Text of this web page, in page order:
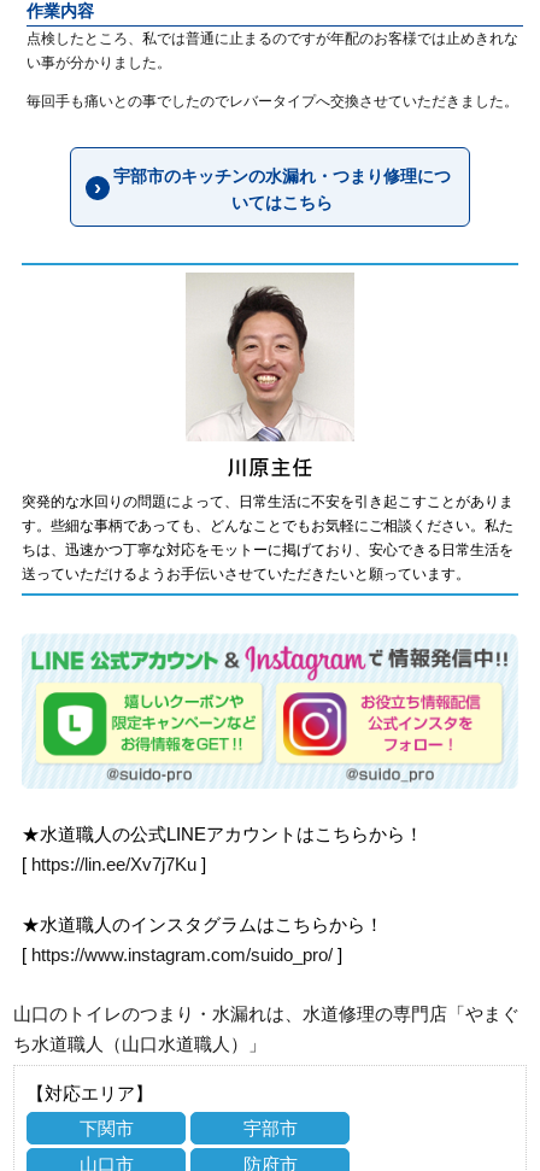
作業内容
点検したところ、私では普通に止まるのですが年配のお客様では止めきれな
い事が分かりました。
毎回手も痛いとの事でしたのでレバータイプへ交換させていただきました。
宇部市のキッチンの水漏れ・つまり修理につ
いてはこちら
突発的な水回りの問題によって、日常生活に不安を引き起こすことがありま
す。些細な事柄であっても、どんなことでもお気軽にご相談ください。私た
ちは、迅速かつ丁寧な対応をモットーに掲げており、安心できる日常生活を
送っていただけるようお手伝いさせていただきたいと願っています。
★水道職人の公式LINEアカウントはこちらから！
[ https://lin.ee/Xv7j7Ku ]
★水道職人のインスタグラムはこちらから！
[ https://www.instagram.com/suido_pro/ ]
山口のトイレのつまり・水漏れは、水道修理の専門店「やまぐ
ち水道職人（山口水道職人）」
【対応エリア】
下関市
宇部市
山口市
防府市